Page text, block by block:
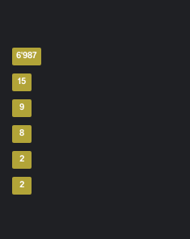
6٬987
15
9
8
2
2